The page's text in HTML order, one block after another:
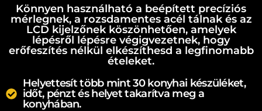
Könnyen használható a beépített precíziós
mérlegnek, a rozsdamentes acél tálnak és az
LCD kijelzőnek köszönhetően, amelyek
lépésről lépésre végigvezetnek, hogy
erőfeszítés nélkül elkészíthesd a legfinomabb
ételeket.
Helyettesít több mint 30 konyhai készüléket,
időt, pénzt és helyet takarítva meg a
konyhában.